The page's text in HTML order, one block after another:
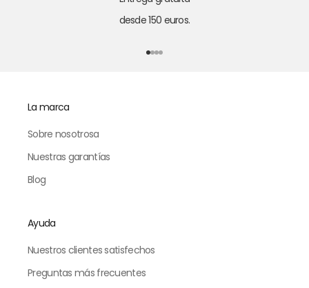
desde 150 euros.
Ir al punto 1
Ir al punto 2
Ir al punto 3
Ir al punto 4
La marca
Sobre nosotrosa
Nuestras garantías
Blog
Ayuda
Nuestros clientes satisfechos
Preguntas más frecuentes